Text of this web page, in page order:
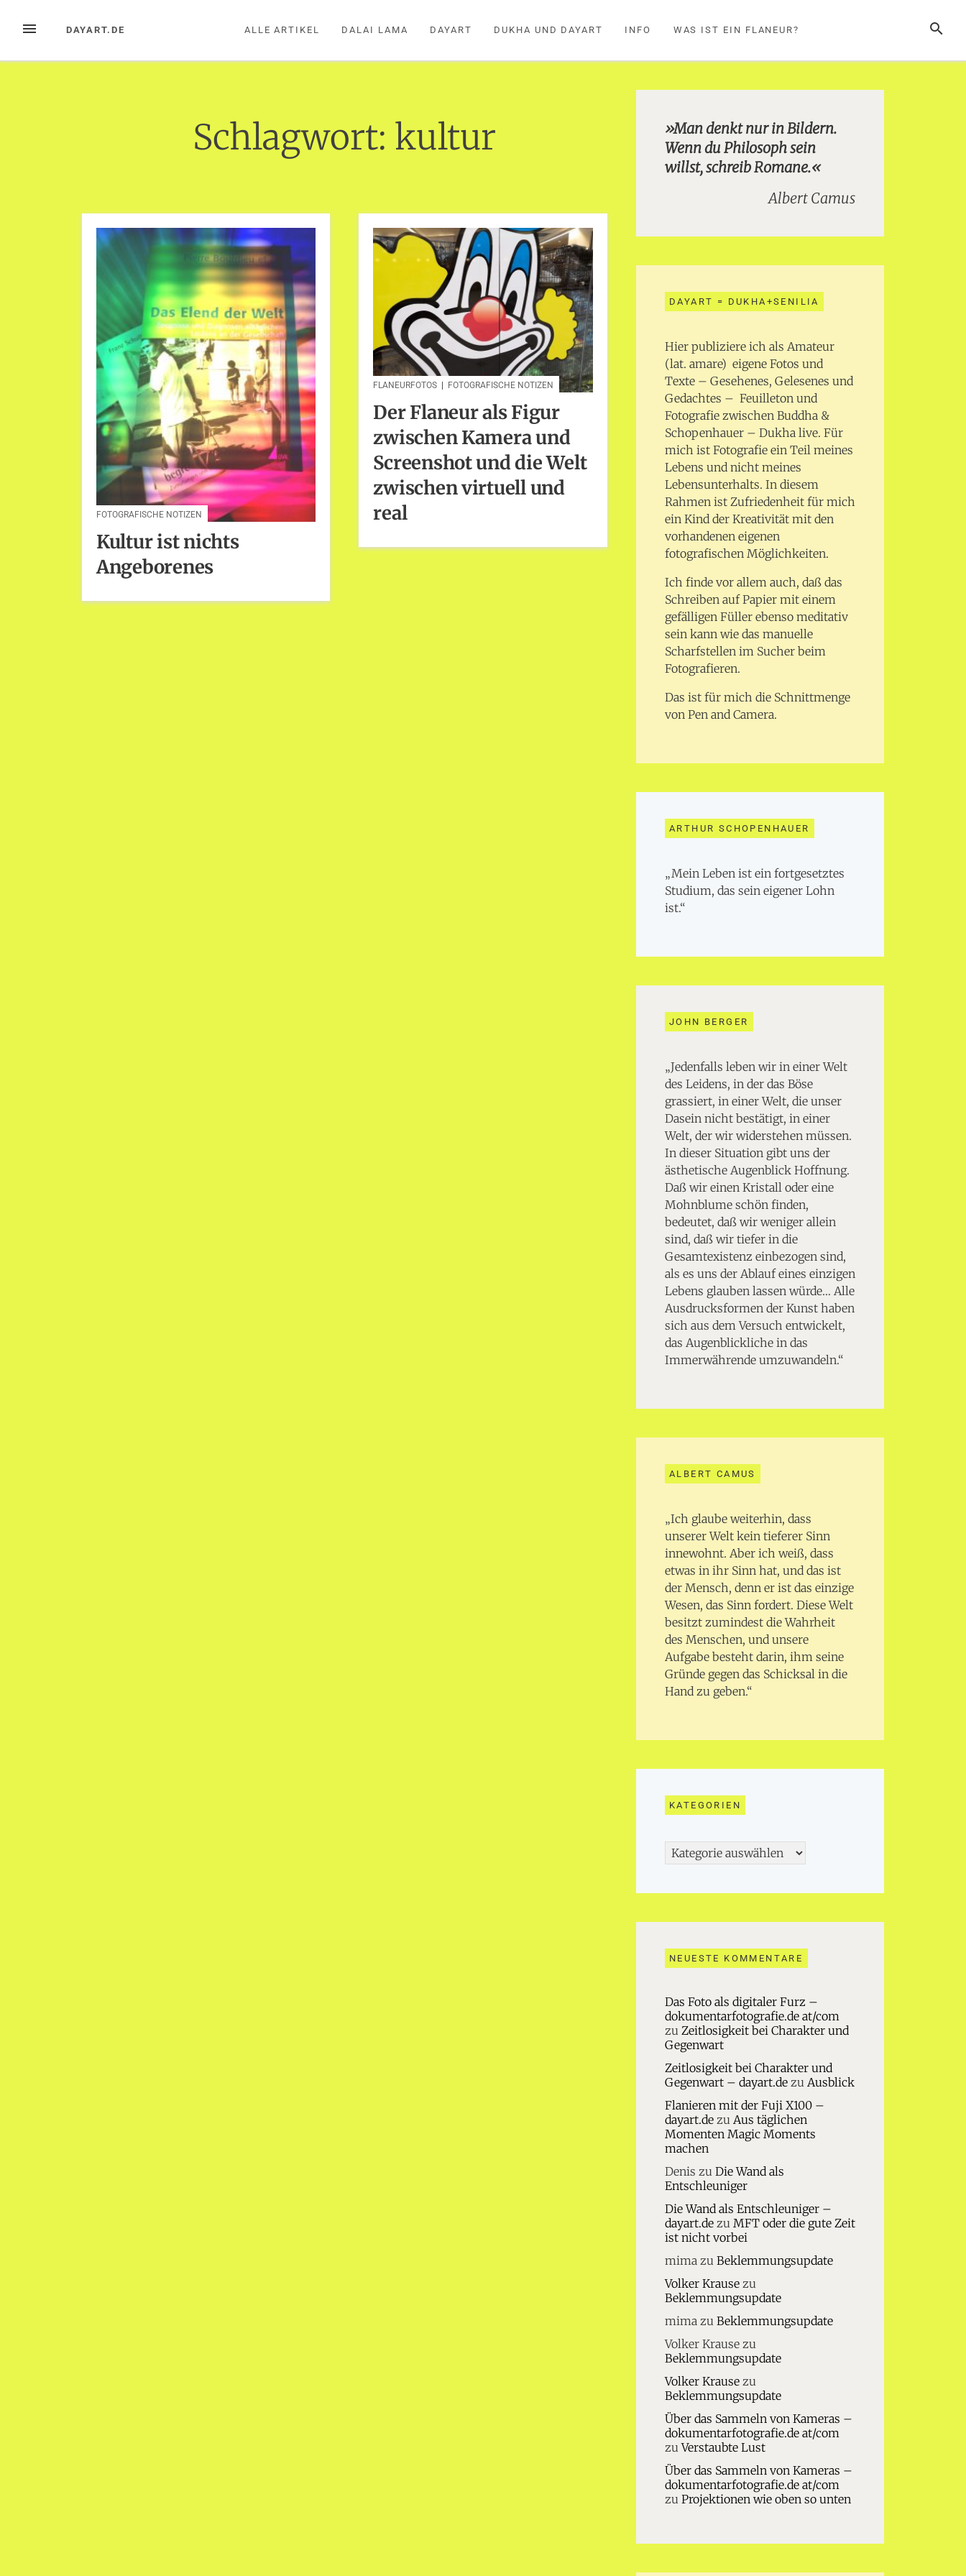
InhaltMENÜ SUCHE
DAYART.DE ALLE ARTIKEL DALAI LAMA DAYART DUKHA UND DAYART INFO WAS IST EIN FLANEUR?
Schlagwort: kultur
FOTOGRAFISCHE NOTIZEN
Kultur ist nichts
Angeborenes
FLANEURFOTOS FOTOGRAFISCHE NOTIZEN
Der Flaneur als Figur
zwischen Kamera und
Screenshot und die Welt
zwischen virtuell und
real
»Man denkt nur in Bildern.
Wenn du Philosoph sein
willst, schreib Romane.«
Albert Camus
DAYART = DUKHA+SENILIA
Hier publiziere ich als Amateur
(lat. amare) eigene Fotos und
Texte – Gesehenes, Gelesenes und
Gedachtes – Feuilleton und
Fotografie zwischen Buddha &
Schopenhauer – Dukha live. Für
mich ist Fotografie ein Teil meines
Lebens und nicht meines
Lebensunterhalts. In diesem
Rahmen ist Zufriedenheit für mich
ein Kind der Kreativität mit den
vorhandenen eigenen
fotografischen Möglichkeiten.
Ich finde vor allem auch, daß das
Schreiben auf Papier mit einem
gefälligen Füller ebenso meditativ
sein kann wie das manuelle
Scharfstellen im Sucher beim
Fotografieren.
Das ist für mich die Schnittmenge
von Pen and Camera.
ARTHUR SCHOPENHAUER
„Mein Leben ist ein fortgesetztes
Studium, das sein eigener Lohn
ist.“
JOHN BERGER
„Jedenfalls leben wir in einer Welt
des Leidens, in der das Böse
grassiert, in einer Welt, die unser
Dasein nicht bestätigt, in einer
Welt, der wir widerstehen müssen.
In dieser Situation gibt uns der
ästhetische Augenblick Hoffnung.
Daß wir einen Kristall oder eine
Mohnblume schön finden,
bedeutet, daß wir weniger allein
sind, daß wir tiefer in die
Gesamtexistenz einbezogen sind,
als es uns der Ablauf eines einzigen
Lebens glauben lassen würde… Alle
Ausdrucksformen der Kunst haben
sich aus dem Versuch entwickelt,
das Augenblickliche in das
Immerwährende umzuwandeln.“
ALBERT CAMUS
„Ich glaube weiterhin, dass
unserer Welt kein tieferer Sinn
innewohnt. Aber ich weiß, dass
etwas in ihr Sinn hat, und das ist
der Mensch, denn er ist das einzige
Wesen, das Sinn fordert. Diese Welt
besitzt zumindest die Wahrheit
des Menschen, und unsere
Aufgabe besteht darin, ihm seine
Gründe gegen das Schicksal in die
Hand zu geben.“
KATEGORIEN
Kategorien
NEUESTE KOMMENTARE
Das Foto als digitaler Furz –
dokumentarfotografie.de at/com
zu Zeitlosigkeit bei Charakter und
Gegenwart
Zeitlosigkeit bei Charakter und
Gegenwart – dayart.dezu Ausblick
Flanieren mit der Fuji X100 –
dayart.dezu Aus täglichen
Momenten Magic Moments
machen
Denis zu Die Wand als
Entschleuniger
Die Wand als Entschleuniger –
dayart.dezu MFT oder die gute Zeit
ist nicht vorbei
mimazu Beklemmungsupdate
Volker Krausezu
Beklemmungsupdate
mimazu Beklemmungsupdate
Volker Krausezu
Beklemmungsupdate
Volker Krausezu
Beklemmungsupdate
Über das Sammeln von Kameras –
dokumentarfotografie.de at/com
zuVerstaubte Lust
Über das Sammeln von Kameras –
dokumentarfotografie.de at/com
zu Projektionen wie oben so unten